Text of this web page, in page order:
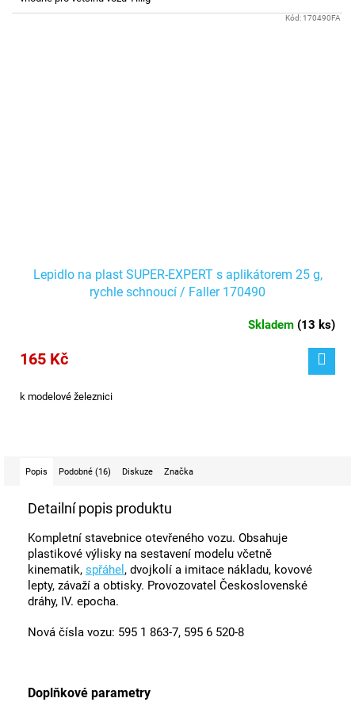
Lepidlo na plast SUPER-EXPERT s aplikátorem 25 g,
rychle schnoucí / Faller 170490
Skladem (13 ks)
165 Kč
k modelové železnici
Kód: 170490FA
Popis Podobné (16) Diskuze Značka
Detailní popis produktu
Kompletní stavebnice otevřeného vozu. Obsahuje
plastikové výlisky na sestavení modelu včetně
kinematik, spřáhel , dvojkolí a imitace nákladu, kovové
lepty, závaží a obtisky. Provozovatel Československé
dráhy, IV. epocha.
Nová čísla vozu: 595 1 863-7, 595 6 520-8
Doplňkové parametry